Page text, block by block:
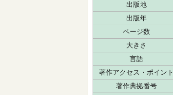
出版地
出版年
ページ数
大きさ
言語
著作アクセス・ポイント
著作典拠番号